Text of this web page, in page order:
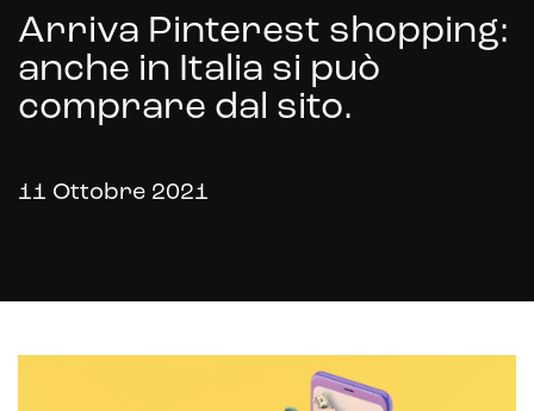
Arriva Pinterest shopping:
anche in Italia si può
comprare dal sito.
11 Ottobre 2021